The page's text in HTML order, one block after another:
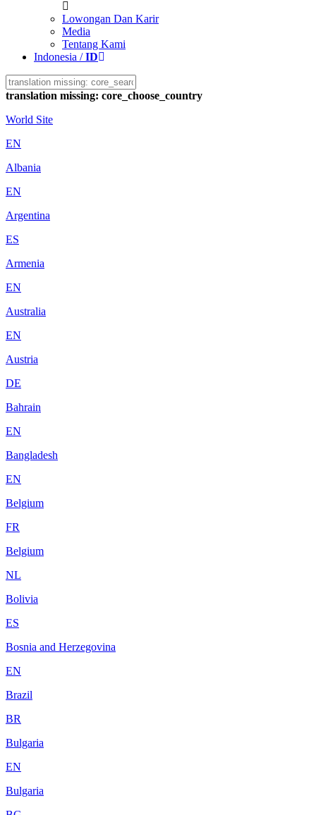
Lowongan Dan Karir
Media
Tentang Kami
Indonesia /ID
translation missing: core_choose_country
World Site
EN
Albania
EN
Argentina
ES
Armenia
EN
Australia
EN
Austria
DE
Bahrain
EN
Bangladesh
EN
Belgium
FR
Belgium
NL
Bolivia
ES
Bosnia and Herzegovina
EN
Brazil
BR
Bulgaria
EN
Bulgaria